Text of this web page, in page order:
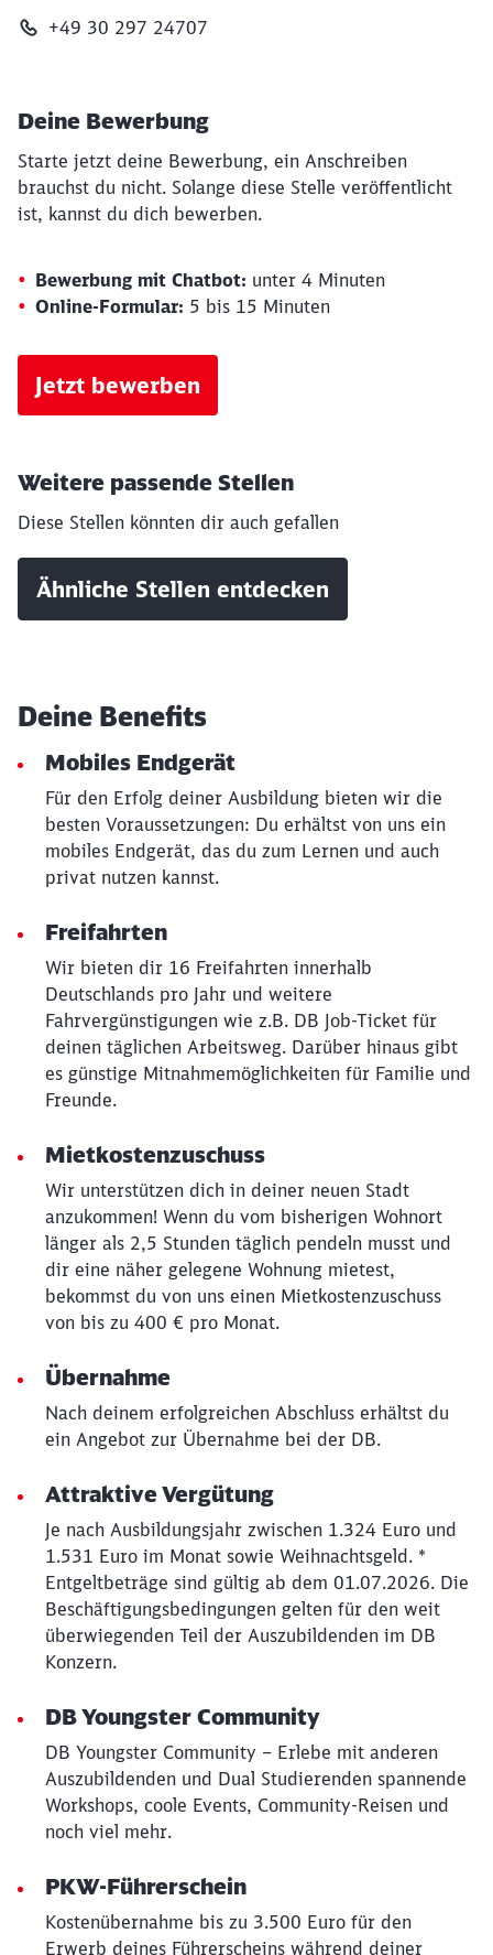
+49 30 297 24707
Deine Bewerbung
Starte jetzt deine Bewerbung, ein Anschreiben
brauchst du nicht. Solange diese Stelle veröffentlicht
ist, kannst du dich bewerben.
Bewerbung mit Chatbot: unter 4 Minuten
Online-Formular: 5 bis 15 Minuten
Jetzt bewerben
Weitere passende Stellen
Diese Stellen könnten dir auch gefallen
Ähnliche Stellen entdecken
Deine Benefits
Mobiles Endgerät
Für den Erfolg deiner Ausbildung bieten wir die
besten Voraussetzungen: Du erhältst von uns ein
mobiles Endgerät, das du zum Lernen und auch
privat nutzen kannst.
Freifahrten
Wir bieten dir 16 Freifahrten innerhalb
Deutschlands pro Jahr und weitere
Fahrvergünstigungen wie z.B. DB Job-Ticket für
deinen täglichen Arbeitsweg. Darüber hinaus gibt
es günstige Mitnahmemöglichkeiten für Familie und
Freunde.
Mietkostenzuschuss
Wir unterstützen dich in deiner neuen Stadt
anzukommen! Wenn du vom bisherigen Wohnort
länger als 2,5 Stunden täglich pendeln musst und
dir eine näher gelegene Wohnung mietest,
bekommst du von uns einen Mietkostenzuschuss
von bis zu 400 € pro Monat.
Übernahme
Nach deinem erfolgreichen Abschluss erhältst du
ein Angebot zur Übernahme bei der DB.
Attraktive Vergütung
Je nach Ausbildungsjahr zwischen 1.324 Euro und
1.531 Euro im Monat sowie Weihnachtsgeld. *
Entgeltbeträge sind gültig ab dem 01.07.2026. Die
Beschäftigungsbedingungen gelten für den weit
überwiegenden Teil der Auszubildenden im DB
Konzern.
DB Youngster Community
DB Youngster Community – Erlebe mit anderen
Auszubildenden und Dual Studierenden spannende
Workshops, coole Events, Community-Reisen und
noch viel mehr.
PKW-Führerschein
Kostenübernahme bis zu 3.500 Euro für den
Erwerb deines Führerscheins während deiner
Schließen
Möchten Sie zu
Abbrechen Weiter